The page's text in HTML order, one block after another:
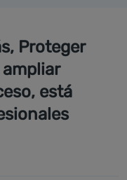
Proteger
está